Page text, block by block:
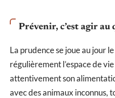
Prévenir, c’est agir au
La prudence se joue au jour
régulièrement l’espace de
attentivement son
avec des animaux inconnus,